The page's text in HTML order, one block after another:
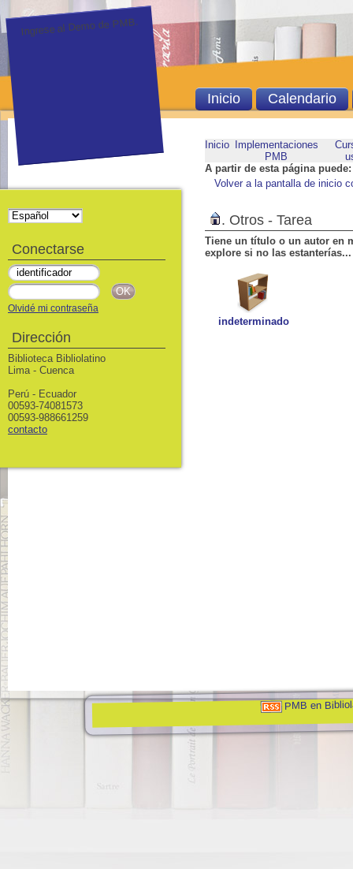
Inicio
Implementaciones
PMB
A partir de esta página puede:
Volver a la pantalla de inicio
. Otros - Tarea
Tiene un título o un autor en
explore si no las estanterías...
indeterminado
PMB en
Ingrese al Demo de PMB.
Inicio Calendario
Conectarse
Olvidé mi contraseña
Dirección
Biblioteca Bibliolatino
Lima - Cuenca
Perú - Ecuador
00593-74081573
00593-988661259
contacto